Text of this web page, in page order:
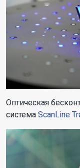
Оптическая
система ScanLine